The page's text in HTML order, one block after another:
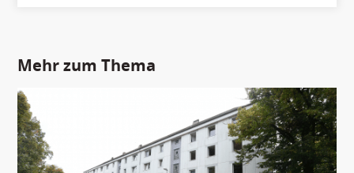
Mehr zum Thema